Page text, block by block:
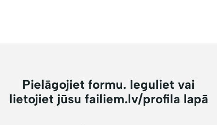
Pielāgojiet formu. Ieguliet vai
lietojiet jūsu failiem.lv/profila lapā